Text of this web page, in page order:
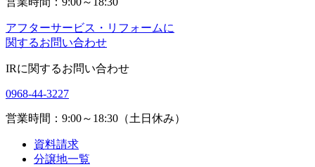
アフターサービス・リフォームに
関するお問い合わせ
IRに関するお問い合わせ
0968-44-3227
営業時間：9:00～18:30（土日休み）
資料請求
分譲地一覧